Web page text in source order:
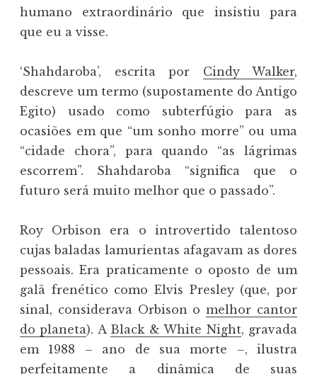
humano extraordinário que insistiu para
que eu a visse.
‘Shahdaroba’, escrita por Cindy Walker,
descreve um termo (supostamente do Antigo
Egito) usado como subterfúgio para as
ocasiões em que “um sonho morre” ou uma
“cidade chora”, para quando “as lágrimas
escorrem”. Shahdaroba “significa que o
futuro será muito melhor que o passado”.
Roy Orbison era o introvertido talentoso
cujas baladas lamurientas afagavam as dores
pessoais. Era praticamente o oposto de um
galã frenético como Elvis Presley (que, por
sinal, considerava Orbison omelhor cantor
do planeta). A Black & White Night, gravada
em 1988 – ano de sua morte –, ilustra
perfeitamente a dinâmica de suas